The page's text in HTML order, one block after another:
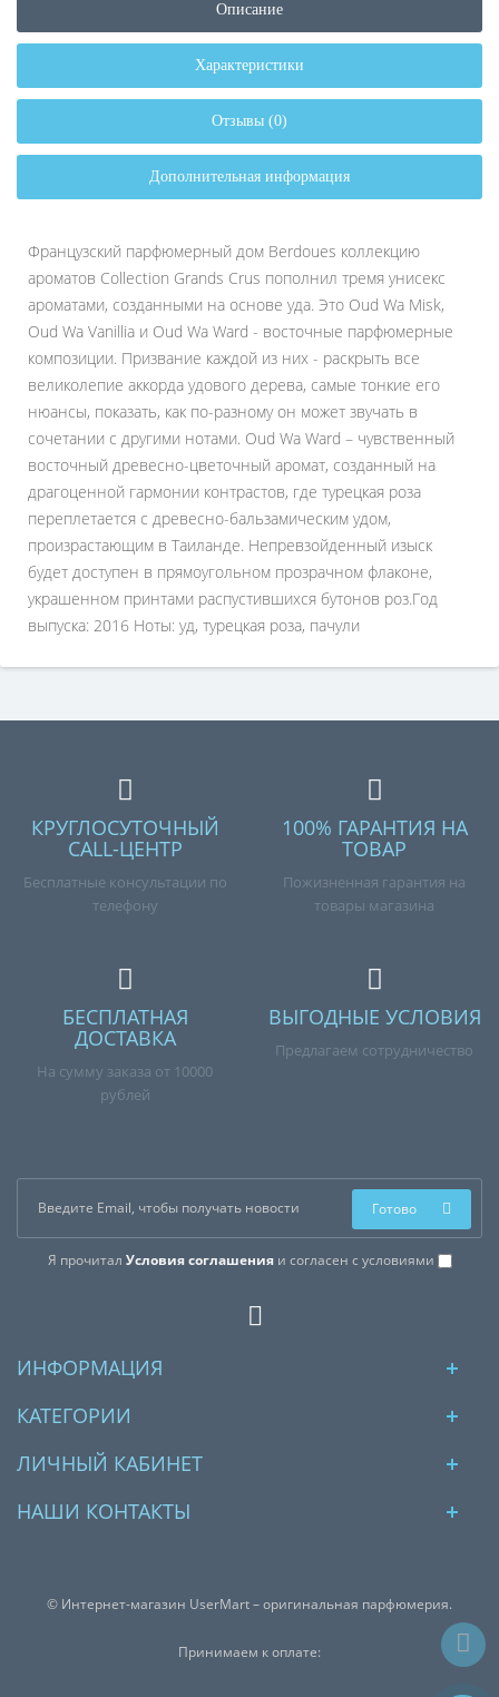
Описание
Характеристики
Отзывы (0)
Дополнительная информация
Французский парфюмерный дом Berdoues коллекцию
ароматов Collection Grands Crus пополнил тремя унисекс
ароматами, созданными на основе уда. Это Oud Wa Misk,
Oud Wa Vanillia и Oud Wa Ward - восточные парфюмерные
композиции. Призвание каждой из них - раскрыть все
великолепие аккорда удового дерева, самые тонкие его
нюансы, показать, как по-разному он может звучать в
сочетании с другими нотами. Oud Wa Ward – чувственный
восточный древесно-цветочный аромат, созданный на
драгоценной гармонии контрастов, где турецкая роза
переплетается с древесно-бальзамическим удом,
произрастающим в Таиланде. Непревзойденный изыск
будет доступен в прямоугольном прозрачном флаконе,
украшенном принтами распустившихся бутонов роз.Год
выпуска: 2016 Ноты: уд, турецкая роза, пачули
КРУГЛОСУТОЧНЫЙ
CALL-ЦЕНТР
Бесплатные консультации по
телефону
100% ГАРАНТИЯ НА
ТОВАР
Пожизненная гарантия на
товары магазина
БЕСПЛАТНАЯ
ДОСТАВКА
На сумму заказа от 10000
рублей
ВЫГОДНЫЕ УСЛОВИЯ
Предлагаем сотрудничество
Я прочитал Условия соглашенияи согласен с условиями
Готово
ИНФОРМАЦИЯ
КАТЕГОРИИ
ЛИЧНЫЙ КАБИНЕТ
НАШИ КОНТАКТЫ
© Интернет-магазин UserMart – оригинальная парфюмерия.
Принимаем к оплате: